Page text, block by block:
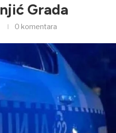
Grada
0 komentara